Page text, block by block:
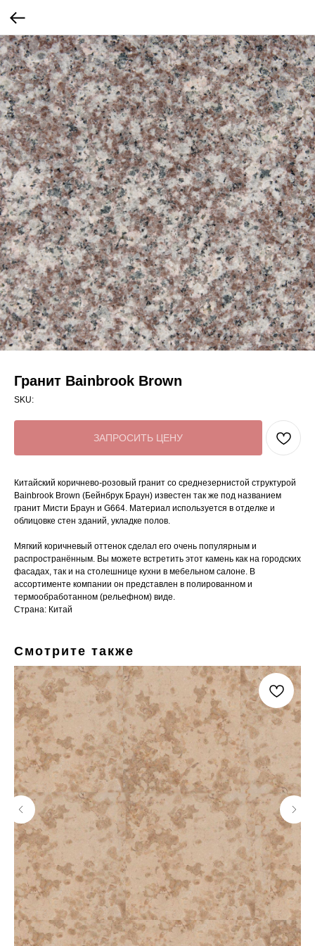
Гранит Bainbrook Brown
SKU:
ЗАПРОСИТЬ ЦЕНУ
Китайский коричнево-розовый гранит со среднезернистой структурой
Bainbrook Brown (Бейнбрук Браун) известен так же под названием
гранит Мисти Браун и G664. Материал используется в отделке и
облицовке стен зданий, укладке полов.
Мягкий коричневый оттенок сделал его очень популярным и
распространённым. Вы можете встретить этот камень как на городских
фасадах, так и на столешнице кухни в мебельном салоне. В
ассортименте компании он представлен в полированном и
термообработанном (рельефном) виде.
Страна: Китай
Смотрите также